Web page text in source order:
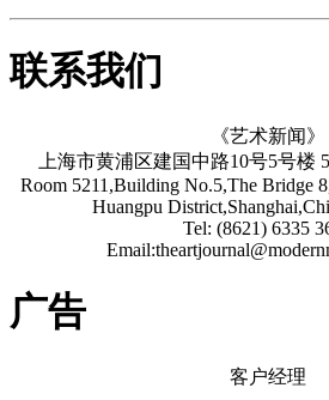
联系我们
《艺术新闻》
上海市黄浦区建国中路10号5号楼
Room 5211,Building No.5,The Bridge
Huangpu
Tel: (8621) 6335
广告
客户经理